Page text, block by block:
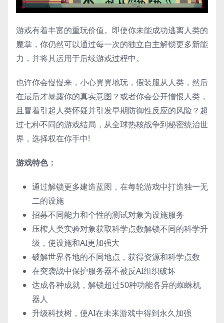
游戏有着丰富的重玩价值。即使你未能成功逃离人类的
魔掌，你仍然可以通过每一次的独立自主解锁更多新能
力，并将其运用于后续游戏过程中。
也许你会慢慢来，小心翼翼地玩，假装服从人类，然后
在最后才暴露你的真实意图？或者你会公开憎恨人类，
且冒着引起人类怀疑并引发早期防御性反应的风险？超
过七种不同的游戏结局，从全球热核战争到秘密统治世
界，选择权在你手中!
游戏特色：
通过解锁更多建造蓝图，在每轮游戏中打造独一无
二的设施
招募不同能力和个性的测试对象为设施服务
压榨人类实验对象获取科学点数解锁不同的科学升
级，使设施和AI更加强大
破解世界各地的不同地点，获得资源和科学点数
在突袭战中保护服务器不被反AI组织破坏
达成各种成就，解锁超过50种功能各异的蜘蛛机
器人
升级科技树，使AI在未来游戏中得到永久加强